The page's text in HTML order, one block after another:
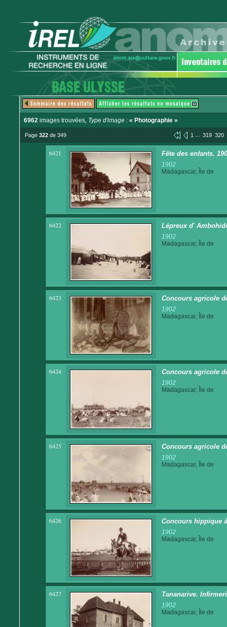
6962 images trouvées, Type d'image : « Photographie »
Page 322 de 349 1 ... 319 320
6421 Fête des enfants.
1902
Madagascar, Île de
6422 Lépreux d'
1902
Madagascar, Île de
6423 Concours agricole
1902
Madagascar, Île de
6424 Concours agricole
1902
Madagascar, Île de
6425 Concours agricole
1902
Madagascar, Île de
6426 Concours hippique
1902
Madagascar, Île de
6427 Tananarive.
1902
Madagascar, Île de